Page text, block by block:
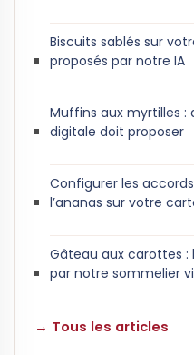
Biscuits sablés sur
proposés par notre IA
Muffins aux myrtilles :
digitale doit proposer
Configurer les
l’ananas sur votre
Gâteau aux carottes :
par notre sommelier
→ Tous les articles